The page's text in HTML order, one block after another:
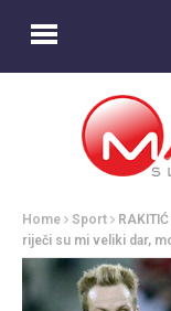
Home Sport
riječi su mi veliki dar,